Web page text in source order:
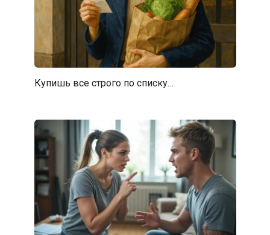
Купишь все строго по списку…